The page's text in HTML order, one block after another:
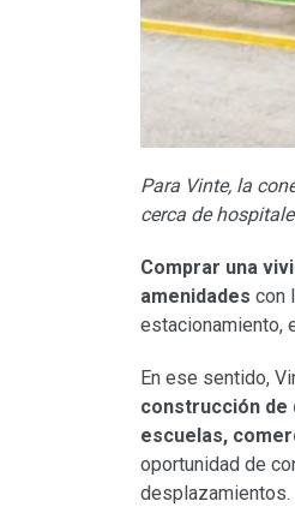
Para Vinte, la
cerca de
Comprar una
amenidades con
estacionamiento,
En ese sentido,
construcción de
escuelas,
oportunidad de
desplazamientos.